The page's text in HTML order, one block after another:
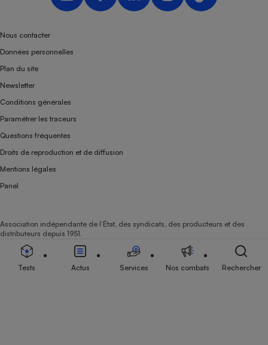
Nous contacter
Données personnelles
Plan du site
Newsletter
Conditions générales
Paramétrer les traceurs
Questions fréquentes
Droits de reproduction et de diffusion
Mentions légales
Panel
Association indépendante de l’État, des syndicats, des producteurs et des
distributeurs depuis 1951.
Tests Actus Services Nos combats Rechercher